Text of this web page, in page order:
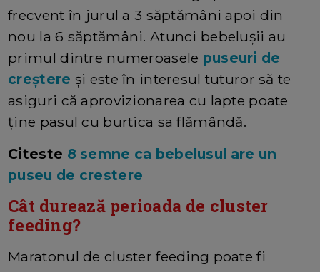
frecvent în jurul a 3 săptămâni apoi din
nou la 6 săptămâni. Atunci bebelușii au
primul dintre numeroasele puseuri de
creștere și este în interesul tuturor să te
asiguri că aprovizionarea cu lapte poate
ține pasul cu burtica sa flămândă.
Citeste 8 semne ca bebelusul are un
puseu de crestere
Cât durează perioada de cluster
feeding?
Maratonul de cluster feeding poate fi